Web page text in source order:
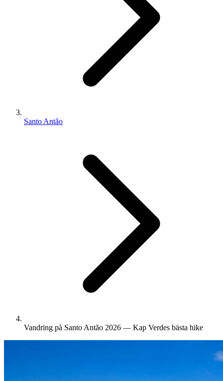
Santo Antão
Vandring på Santo Antão 2026 — Kap Verdes bästa hike